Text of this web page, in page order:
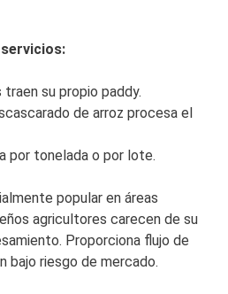
su propio paddy.
de arroz procesa el
por tonelada o por lote.
popular en áreas
agricultores carecen de su
Proporciona flujo de
riesgo de mercado.